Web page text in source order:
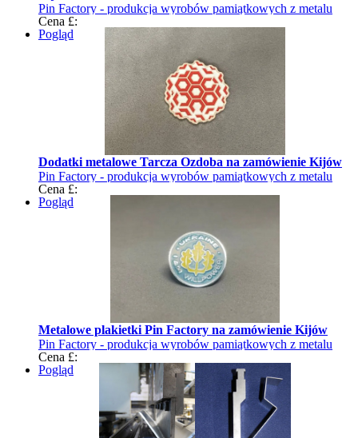
Pin Factory - produkcja wyrobów pamiątkowych z metalu
Cena £:
Pogląd
Dodatki metalowe Tarcza Ozdoba na zamówienie Kijów
Pin Factory - produkcja wyrobów pamiątkowych z metalu
Cena £:
Pogląd
Metalowe plakietki Pin Factory na zamówienie Kijów
Pin Factory - produkcja wyrobów pamiątkowych z metalu
Cena £:
Pogląd